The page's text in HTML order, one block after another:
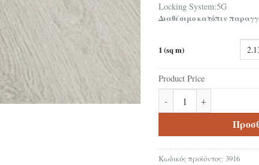
Locking System:5G
Διαθέσιμο κατόπιν
1 (sq m)
Product Price
Κωδικός προϊόντος: 3916